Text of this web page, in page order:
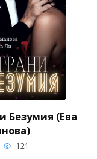
Безумия (Ева
121